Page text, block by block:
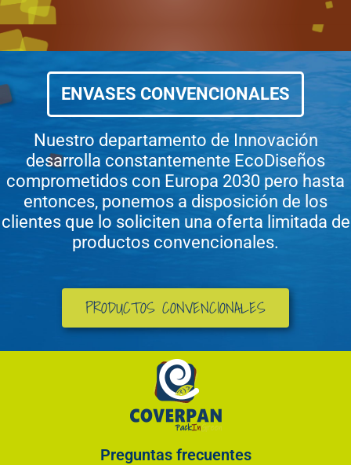
ENVASES CONVENCIONALES
Nuestro departamento de Innovación
desarrolla constantemente EcoDiseños
comprometidos con Europa 2030 pero hasta
entonces, ponemos a disposición de los
clientes que lo soliciten una oferta limitada de
productos convencionales.
PRODUCTOS CONVENCIONALES
Preguntas frecuentes